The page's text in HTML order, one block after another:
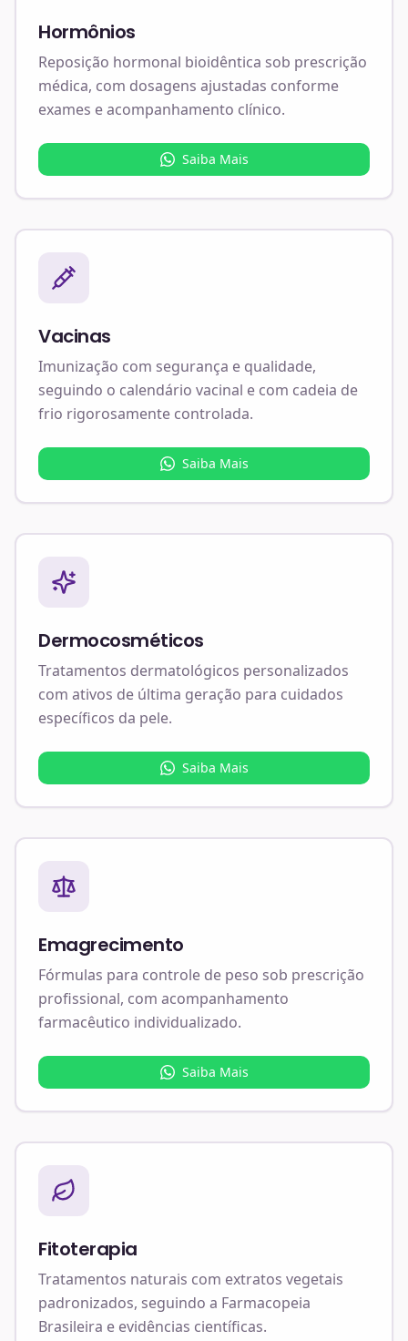
Hormônios
Reposição hormonal bioidêntica sob prescrição
médica, com dosagens ajustadas conforme
exames e acompanhamento clínico.
Saiba Mais
Vacinas
Imunização com segurança e qualidade,
seguindo o calendário vacinal e com cadeia de
frio rigorosamente controlada.
Saiba Mais
Dermocosméticos
Tratamentos dermatológicos personalizados
com ativos de última geração para cuidados
específicos da pele.
Saiba Mais
Emagrecimento
Fórmulas para controle de peso sob prescrição
profissional, com acompanhamento
farmacêutico individualizado.
Saiba Mais
Fitoterapia
Tratamentos naturais com extratos vegetais
padronizados, seguindo a Farmacopeia
Brasileira e evidências científicas.